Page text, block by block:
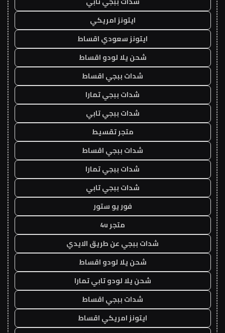
ايتونز امريكي
ايتونز سعودي اقساط
شحن يلا لودو اقساط
شدات ببجي اقساط
شدات ببجي تمارا
شدات ببجي تابي
متجر تقسيط
شدات ببجي اقساط
شدات ببجي تمارا
شدات ببجي تابي
فور يو ستور
متجر 4u
شدات ببجي عن طريق الايدي
شحن يلا لودو اقساط
شحن يلا لودو تابي تمارا
شدات ببجي اقساط
ايتونز امريكي اقساط